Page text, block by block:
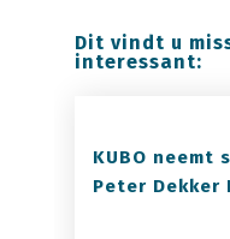
Dit vindt u
interessant:
KUBO neemt
Peter